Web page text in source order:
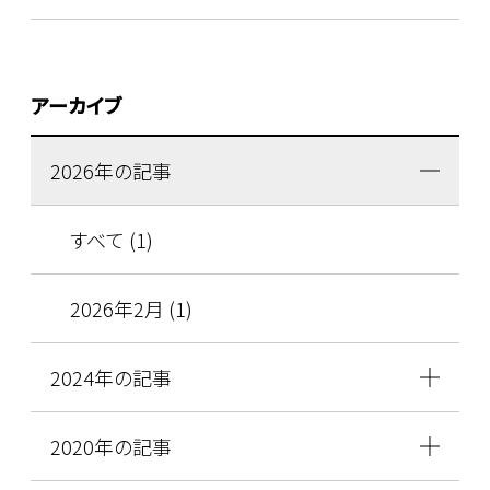
アーカイブ
2026年の記事
すべて (1)
2026年2月 (1)
2024年の記事
2020年の記事